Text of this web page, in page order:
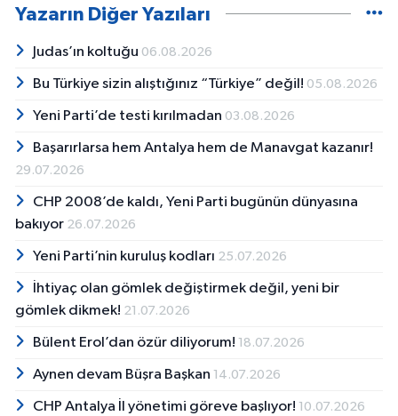
ve müdür yardımcılığının ardından, 2010 yılına
olmak üzere çeşitli demokratik kitle
danışmanı olarak görev yaptı. Bu dönemde
Dünyası gibi çok sayıda gazete ve dergide
Körfez Gazetesi ve Gazete Grafiti internet
haber sitelerinde gazeteciliğe devam
yazılarında halk kültürü, siyasi gelişmeler, yerel
yönetimlerin faaliyetleri, hak ihlalleri, kamuoyu
çalışmalarına katılarak kabak kemane ve
Yazarın Diğer Yazıları
Judas’ın koltuğu 06.08.2026
Bu Türkiye sizin alıştığınız “Türkiye” değil! 05.08.2026
Yeni Parti’de testi kırılmadan 03.08.2026
Başarırlarsa hem Antalya hem de Manavgat kazanır!
29.07.2026
CHP 2008’de kaldı, Yeni Parti bugünün dünyasına
bakıyor 26.07.2026
Yeni Parti’nin kuruluş kodları 25.07.2026
İhtiyaç olan gömlek değiştirmek değil, yeni bir
gömlek dikmek! 21.07.2026
Bülent Erol’dan özür diliyorum! 18.07.2026
Aynen devam Büşra Başkan 14.07.2026
CHP Antalya İl yönetimi göreve başlıyor! 10.07.2026